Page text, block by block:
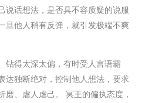
说话想法，是否具不容质疑的说服
旦他人稍有反弹，就引发极端不爽
钻得太深太偏，有时受人言语霸
达独断绝对，控制他人想法，要求
磨、虐人虐己。 冥王的偏执态度，